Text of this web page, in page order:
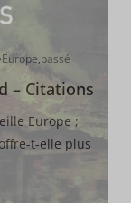
Europe,passé
– Citations
Europe ;
t-elle plus